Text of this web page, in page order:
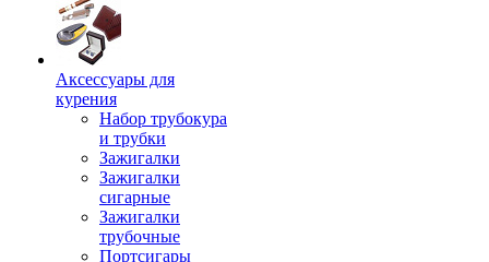
Аксессуары для
курения
Набор трубокура
и трубки
Зажигалки
Зажигалки
сигарные
Зажигалки
трубочные
Портсигары